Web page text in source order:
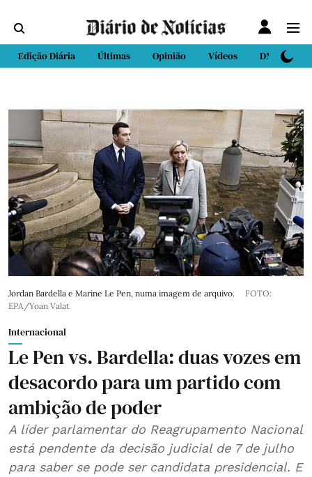
Edição Diária Últimas Opinião Vídeos DN Sport
Jordan Bardella e Marine Le Pen, numa imagem de arquivo.
FOTO:
EPA/Yoan Valat
Internacional
Le Pen vs. Bardella: duas vozes em
desacordo para um partido com
ambição de poder
A líder parlamentar do Reagrupamento Nacional
está pendente da decisão judicial de 7 de julho
para saber se pode ser candidata presidencial. E